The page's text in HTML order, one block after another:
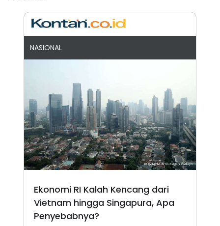
NASIONAL
Ekonomi RI Kalah Kencang dari
Vietnam hingga Singapura, Apa
Penyebabnya?